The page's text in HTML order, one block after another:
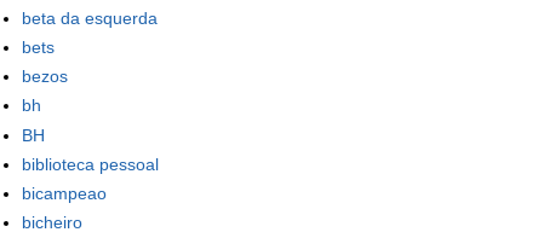
beta da esquerda
bets
bezos
bh
BH
biblioteca pessoal
bicampeao
bicheiro